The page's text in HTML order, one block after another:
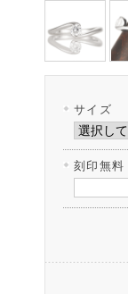
サイズ
刻印無料